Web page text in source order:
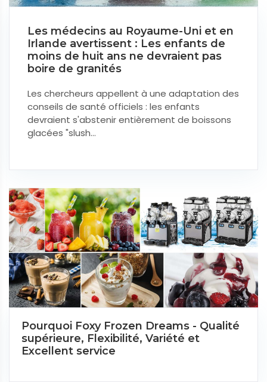
Les médecins au Royaume-Uni et en
Irlande avertissent : Les enfants de
moins de huit ans ne devraient pas
boire de granités
Les chercheurs appellent à une adaptation des
conseils de santé officiels : les enfants
devraient s'abstenir entièrement de boissons
glacées "slush...
Pourquoi Foxy Frozen Dreams - Qualité
supérieure, Flexibilité, Variété et
Excellent service